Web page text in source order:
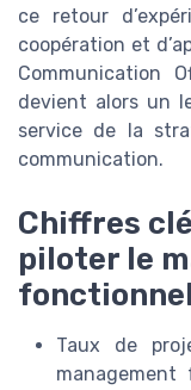
ce retour
coopération et
Communication
devient alors un
service de la
communication.
Chiffres
piloter le
fonctionnel
Taux de